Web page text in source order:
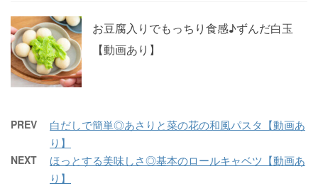
お豆腐入りでもっちり食感♪ずんだ白玉
【動画あり】
PREV
白だしで簡単◎あさりと菜の花の和風パスタ【動画あ
り】
NEXT
ほっとする美味しさ◎基本のロールキャベツ【動画あ
り】